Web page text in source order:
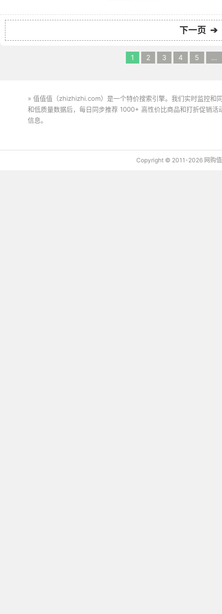
下一页 ➔
1 2 3 4 5 ...
» 值值值（zhizhizhi.com）是一个特价搜索引擎。我们实时监控和
和低质量数据后，每日同步推荐 1000+ 高性价比商品和打折促销
信息。
Copyright © 2011-2026 网购